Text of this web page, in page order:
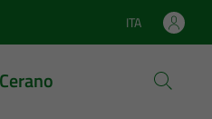
Lingua attiva:
ITA